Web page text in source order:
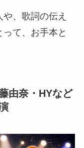
、歌詞の伝え
て、お手本と
由奈・HYなど